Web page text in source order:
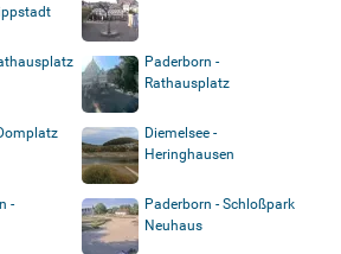
Paderborn -
Rathausplatz
Diemelsee -
Heringhausen
-
Paderborn - Schloßpark
Neuhaus